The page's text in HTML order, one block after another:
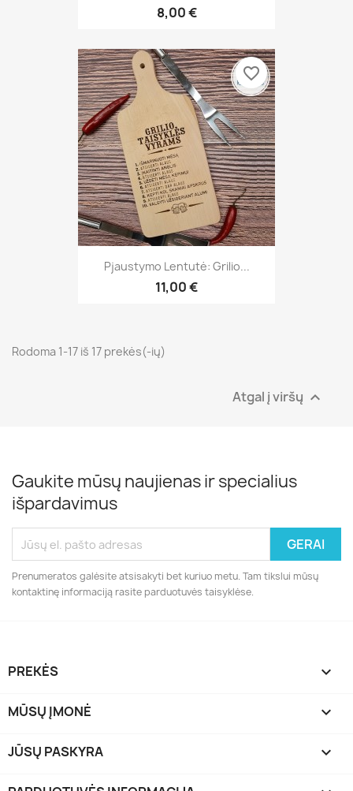
8,00 €
Pjaustymo Lentutė: Grilio...
11,00 €
favorite_border
Rodoma 1-17 iš 17 prekės(-ių)
Atgal į viršų 
Gaukite mūsų naujienas ir specialius
išpardavimus
Prenumeratos galėsite atsisakyti bet kuriuo metu. Tam tikslui mūsų
kontaktinę informaciją rasite parduotuvės taisyklėse.
PREKĖS 
MŪSŲ ĮMONĖ 
JŪSŲ PASKYRA 